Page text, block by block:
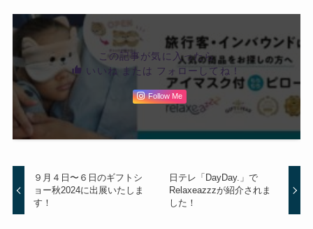
この記事が気に入ったら
いいね または フォローしてね！
Follow Me
９月４日〜６日のギフトシ
ョー秋2024に出展いたしま
す！
日テレ「DayDay.」で
Relaxeazzzが紹介されま
した！